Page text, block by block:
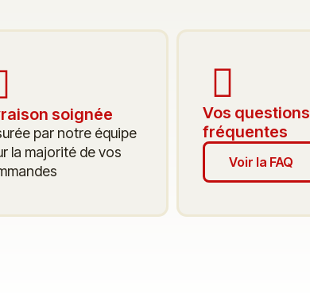
soignée
par notre équipe
la majorité de vos
Vos questions
fréquentes
Voir la FAQ